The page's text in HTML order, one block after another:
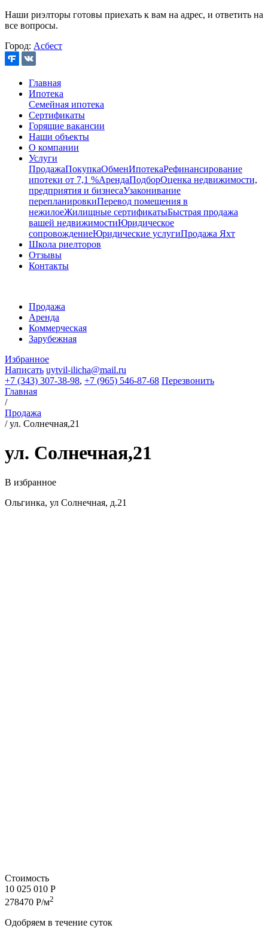
Наши риэлторы готовы приехать к вам на адрес, и ответить на
все вопросы.
Город: Асбест
Главная
Ипотека
Семейная ипотека
Сертификаты
Горящие вакансии
Наши объекты
О компании
Услуги
ПродажаПокупкаОбменИпотекаРефинансирование
ипотеки от 7,1 %АрендаПодборОценка недвижимости,
предприятия и бизнесаУзаконивание
перепланировкиПеревод помещения в
нежилоеЖилищные сертификатыБыстрая продажа
вашей недвижимостиЮридическое
сопровождениеЮридические услугиПродажа Яхт
Школа риелторов
Отзывы
Контакты
Продажа
Аренда
Коммерческая
Зарубежная
Избранное
Написать uytvil-ilicha@mail.ru
+7 (343) 307-38-98, +7 (965) 546-87-68 Перезвонить
Главная
/
Продажа
/ул. Солнечная,21
ул. Солнечная,21
В избранное
Ольгинка, ул Солнечная, д.21
Стоимость
10 025 010 Р
278470 Р/м2
Одобряем в течение суток